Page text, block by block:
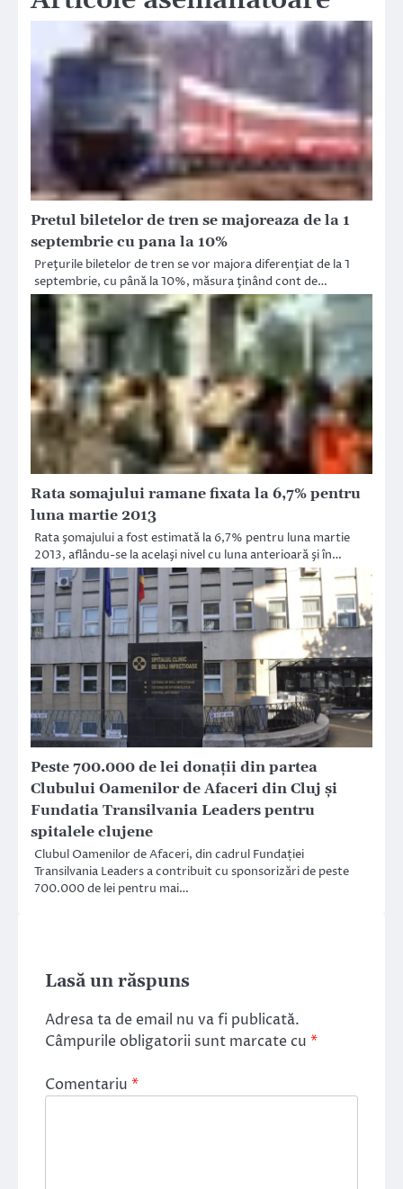
Pretul biletelor de tren se majoreaza de la 1
septembrie cu pana la 10%
Preţurile biletelor de tren se vor majora diferenţiat de la 1
septembrie, cu până la 10%, măsura ţinând cont de…
Rata somajului ramane fixata la 6,7% pentru
luna martie 2013
Rata şomajului a fost estimată la 6,7% pentru luna martie
2013, aflându-se la acelaşi nivel cu luna anterioară şi în…
Peste 700.000 de lei donații din partea
Clubului Oamenilor de Afaceri din Cluj și
Fundatia Transilvania Leaders pentru
spitalele clujene
Clubul Oamenilor de Afaceri, din cadrul Fundației
Transilvania Leaders a contribuit cu sponsorizări de peste
700.000 de lei pentru mai…
Lasă un răspuns
Adresa ta de email nu va fi publicată.
Câmpurile obligatorii sunt marcate cu *
Comentariu *